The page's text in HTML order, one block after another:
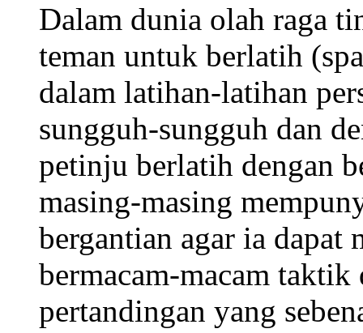
Dalam dunia olah raga
teman untuk berlatih
dalam latihan-latihan
sungguh-sungguh dan
petinju berlatih dengan
masing-masing
bergantian agar ia dapat
bermacam-macam
pertandingan yang